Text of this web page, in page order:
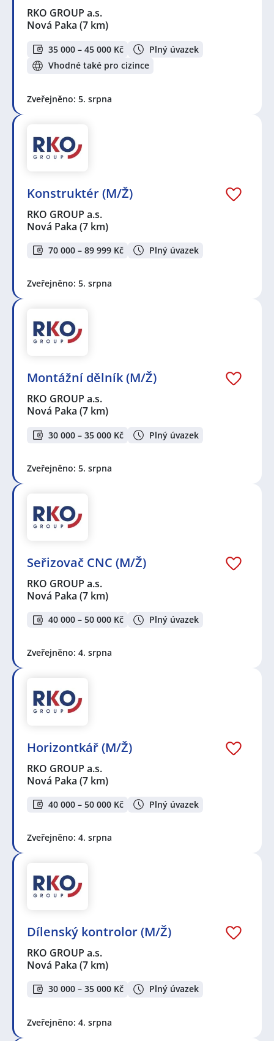
RKO GROUP a.s.
Nová Paka (7 km)
35 000 – 45 000 Kč
Plný úvazek
Vhodné také pro cizince
Zveřejněno: 5. srpna
Konstruktér (M/Ž)
RKO GROUP a.s.
Nová Paka (7 km)
70 000 – 89 999 Kč Plný úvazek
Zveřejněno: 5. srpna
Montážní dělník (M/Ž)
RKO GROUP a.s.
Nová Paka (7 km)
30 000 – 35 000 Kč Plný úvazek
Zveřejněno: 5. srpna
Seřizovač CNC (M/Ž)
RKO GROUP a.s.
Nová Paka (7 km)
40 000 – 50 000 Kč Plný úvazek
Zveřejněno: 4. srpna
Horizontkář (M/Ž)
RKO GROUP a.s.
Nová Paka (7 km)
40 000 – 50 000 Kč Plný úvazek
Zveřejněno: 4. srpna
Dílenský kontrolor (M/Ž)
RKO GROUP a.s.
Nová Paka (7 km)
30 000 – 35 000 Kč Plný úvazek
Zveřejněno: 4. srpna